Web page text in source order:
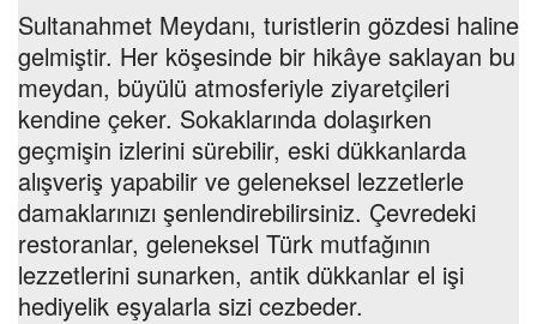
Sultanahmet Meydanı, turistlerin gözdesi haline
gelmiştir. Her köşesinde bir hikâye saklayan bu
meydan, büyülü atmosferiyle ziyaretçileri
kendine çeker. Sokaklarında dolaşırken
geçmişin izlerini sürebilir, eski dükkanlarda
alışveriş yapabilir ve geleneksel lezzetlerle
damaklarınızı şenlendirebilirsiniz. Çevredeki
restoranlar, geleneksel Türk mutfağının
lezzetlerini sunarken, antik dükkanlar el işi
hediyelik eşyalarla sizi cezbeder.